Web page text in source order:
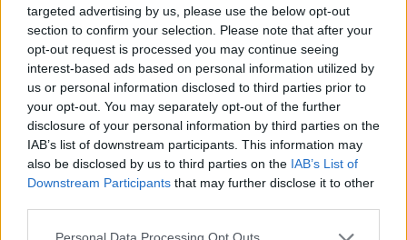
targeted advertising by us, please use the below opt-out
section to confirm your selection. Please note that after your
opt-out request is processed you may continue seeing
interest-based ads based on personal information utilized by
us or personal information disclosed to third parties prior to
your opt-out. You may separately opt-out of the further
disclosure of your personal information by third parties on the
IAB’s list of downstream participants. This information may
also be disclosed by us to third parties on the IAB’s List of
Downstream Participants that may further disclose it to other
Please note that this website/app uses one or more Google